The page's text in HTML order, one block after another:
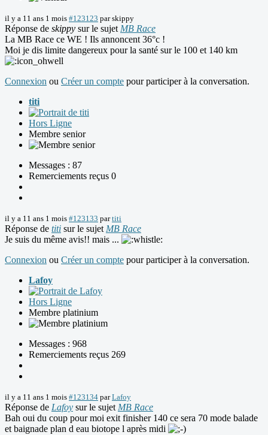
il y a 11 ans 1 mois #123123 parskippy
Réponse de skippy sur le sujet MB Race
La MB Race ce WE ! Ils annoncent 36°c !
Moi je dis limite dangereux pour la santé sur le 100 et 140 km
Connexion ou Créer un compte pour participer à la conversation.
titi
Hors Ligne
Membre senior
Messages : 87
Remerciements reçus 0
il y a 11 ans 1 mois #123133 partiti
Réponse de titi sur le sujet MB Race
Je suis du même avis!! mais ...
Connexion ou Créer un compte pour participer à la conversation.
Lafoy
Hors Ligne
Membre platinium
Messages : 968
Remerciements reçus 269
il y a 11 ans 1 mois #123134 parLafoy
Réponse de Lafoy sur le sujet MB Race
Bah oui du coup pour moi exit finisher 140 ce sera 70 mode balade
et baignade plan d eau biotope l après midi